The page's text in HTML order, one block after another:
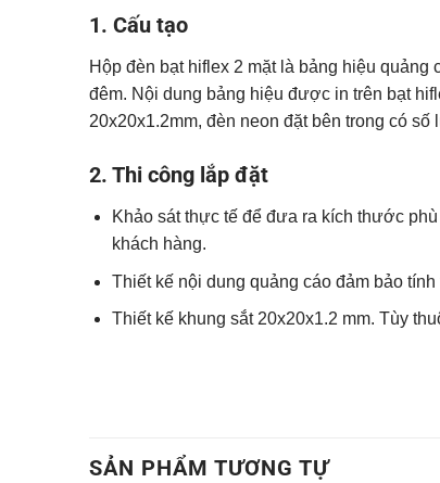
1. Cấu tạo
Hộp đèn bạt hiflex 2 mặt là bảng hiệu
đêm. Nội dung bảng hiệu được in trên bạt
20x20x1.2mm, đèn neon đặt bên trong có
2. Thi công lắp đặt
Khảo sát thực tế để đưa ra kích thước
khách hàng.
Thiết kế nội dung quảng cáo đảm bảo
Thiết kế khung sắt 20x20x1.2 mm. Tùy
SẢN PHẨM TƯƠNG TỰ